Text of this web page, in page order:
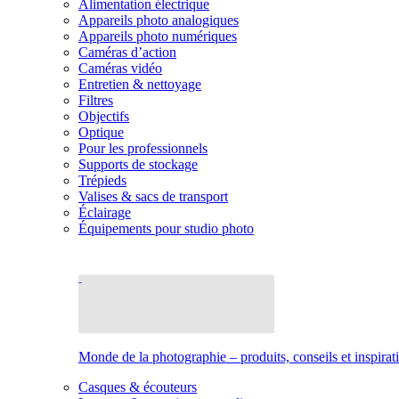
Alimentation électrique
Appareils photo analogiques
Appareils photo numériques
Caméras d’action
Caméras vidéo
Entretien & nettoyage
Filtres
Objectifs
Optique
Pour les professionnels
Supports de stockage
Trépieds
Valises & sacs de transport
Éclairage
Équipements pour studio photo
Monde de la photographie – produits, conseils et
Casques & écouteurs